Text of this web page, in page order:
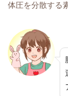
体圧を分散する